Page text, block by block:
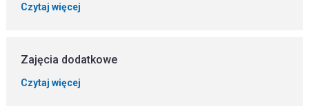
Czytaj więcej
Zajęcia dodatkowe
Czytaj więcej